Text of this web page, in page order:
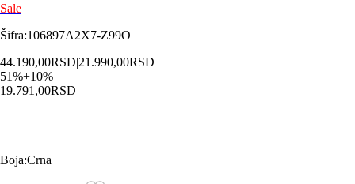
Sale
Šifra:106897A2X7-Z99O
44.190,00RSD|21.990,00RSD
51%+10%
19.791,00RSD
Boja:Crna